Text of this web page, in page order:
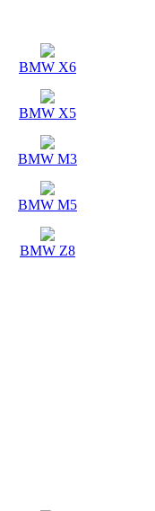
BMW X6
BMW X5
BMW M3
BMW M5
BMW Z8